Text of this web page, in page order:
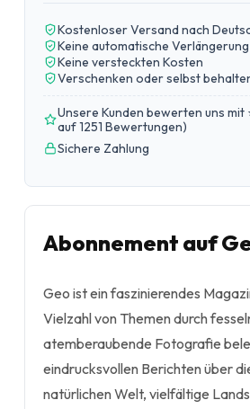
Kostenloser Versand nach
Keine automatische Verlängerung
Keine versteckten Kosten
Verschenken oder selbst
Unsere Kunden bewerten uns mit
auf 1251 Bewertungen)
Sichere Zahlung
Abonnement auf
Geo ist ein faszinierendes
Vielzahl von Themen durch
atemberaubende Fotografie
eindrucksvollen Berichten über
natürlichen Welt, vielfältige